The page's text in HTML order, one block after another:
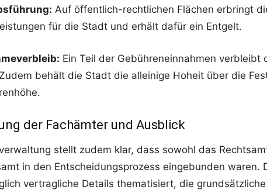
Auf öffentlich-rechtlichen Flächen erbringt
für die Stadt und erhält dafür ein Entgelt.
Ein Teil der Gebühreneinnahmen verbleibt
behält die Stadt die alleinige Hoheit über die
der Fachämter und Ausblick
stellt zudem klar, dass sowohl das
in den Entscheidungsprozess eingebunden waren.
vertragliche Details thematisiert, die